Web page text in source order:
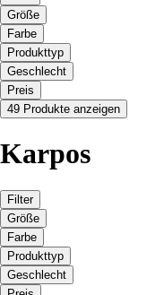
Größe
Farbe
Produkttyp
Geschlecht
Preis
49 Produkte anzeigen
Karpos
Filter
Größe
Farbe
Produkttyp
Geschlecht